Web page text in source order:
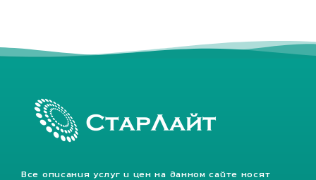
КЛАСС ЗАЩИТЫ, IP 67
Все описания услуг и цен на данном сайте носят